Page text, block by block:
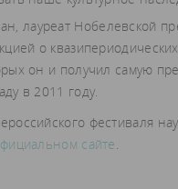
лауреат Нобелевской
о
он и получил самую
в 2011 году.
фестиваля
сайте.